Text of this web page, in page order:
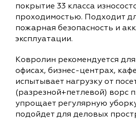
покрытие 33 класса
проходимостью. Подходит
пожарная безопасность и
эксплуатации.
Ковролин рекомендуется
офисах, бизнес-центрах,
испытывает нагрузку от
(разрезной+петлевой) ворс
упрощает регулярную
подойдет для деловых